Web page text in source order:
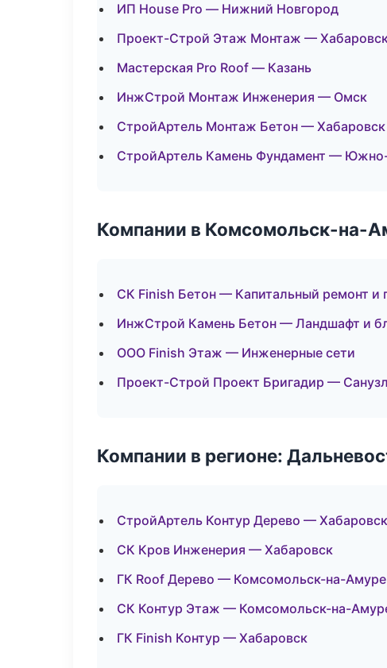
ИП House Pro — Нижний Новгород
Проект-Строй Этаж Монтаж —
Мастерская Pro Roof — Казань
ИнжСтрой Монтаж Инженерия — Омск
СтройАртель Монтаж Бетон — Хабаровск
СтройАртель Камень Фундамент —
Компании в Комсомольск-на-
СК Finish Бетон — Капитальный ремонт и
ИнжСтрой Камень Бетон — Ландшафт и
ООО Finish Этаж — Инженерные сети
Проект-Строй Проект Бригадир —
Компании в регионе:
СтройАртель Контур Дерево — Хабаровск
СК Кров Инженерия — Хабаровск
ГК Roof Дерево — Комсомольск-на-Амуре
СК Контур Этаж — Комсомольск-на-
ГК Finish Контур — Хабаровск